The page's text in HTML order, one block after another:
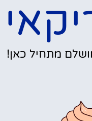
מתחיל כאן!